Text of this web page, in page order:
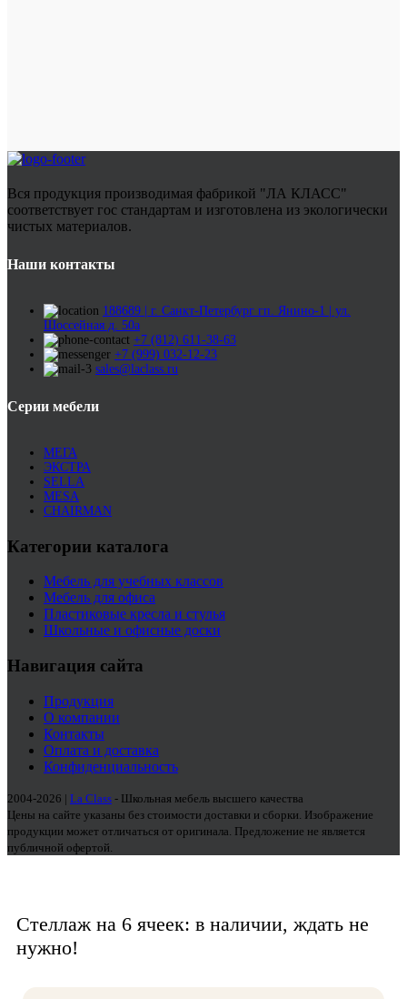
Вся продукция производимая фабрикой "ЛА КЛАСС"
соответствует гос стандартам и изготовлена из экологически
чистых материалов.
Наши контакты
188689 | г. Санкт-Петербург гп. Янино-1 | ул.
Шоссейная д. 50а
+7 (812) 611-38-63
+7 (999) 032-12-23
sales@laclass.ru
Серии мебели
МЕГА
ЭКСТРА
SELLA
MESA
CHAIRMAN
Категории каталога
Мебель для учебных классов
Мебель для офиса
Пластиковые кресла и стулья
Школьные и офисные доски
Навигация сайта
Продукция
О компании
Контакты
Оплата и доставка
Конфиденциальность
2004-2026 | La Class - Школьная мебель высшего качества
Цены на сайте указаны без стоимости доставки и сборки. Изображение
продукции может отличаться от оригинала. Предложение не является
публичной офертой.
Стеллаж на 6 ячеек: в наличии, ждать не
нужно!